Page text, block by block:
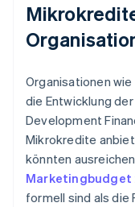
Organisationen
die Entwicklung
Development
Mikrokredite
könnten
Marketingbudget
formell sind als die